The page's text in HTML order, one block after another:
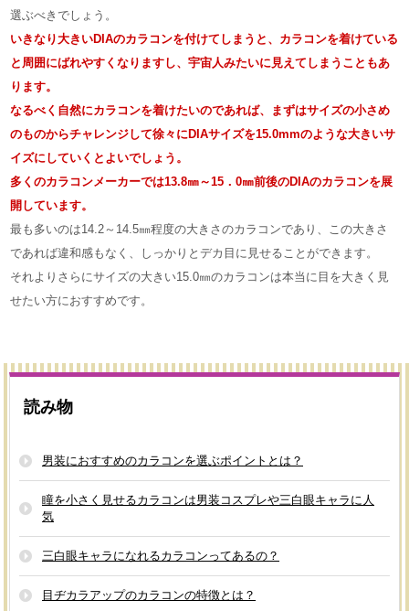
選ぶべきでしょう。
いきなり大きいDIAのカラコンを付けてしまうと、カラコンを着けている
と周囲にばれやすくなりますし、宇宙人みたいに見えてしまうこともあ
ります。
なるべく自然にカラコンを着けたいのであれば、まずはサイズの小さめ
のものからチャレンジして徐々にDIAサイズを15.0mmのような大きいサ
イズにしていくとよいでしょう。
多くのカラコンメーカーでは13.8㎜～15．0㎜前後のDIAのカラコンを展
開しています。
最も多いのは14.2～14.5㎜程度の大きさのカラコンであり、この大きさ
であれば違和感もなく、しっかりとデカ目に見せることができます。
それよりさらにサイズの大きい15.0㎜のカラコンは本当に目を大きく見
せたい方におすすめです。
読み物
男装におすすめのカラコンを選ぶポイントとは？
瞳を小さく見せるカラコンは男装コスプレや三白眼キャラに人
気
三白眼キャラになれるカラコンってあるの？
目ヂカラアップのカラコンの特徴とは？